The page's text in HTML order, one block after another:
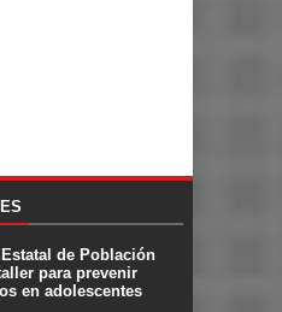
de Población
para prevenir
en adolescentes